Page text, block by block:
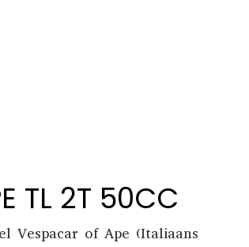
TL 2T 50CC
Vespacar of Ape (Italiaans